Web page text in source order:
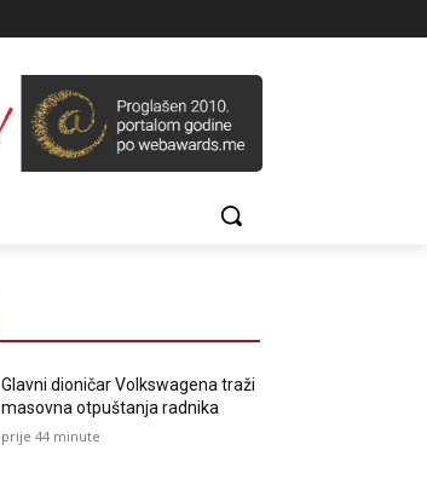
Glavni dioničar Volkswagena traži
masovna otpuštanja radnika
prije 44 minute